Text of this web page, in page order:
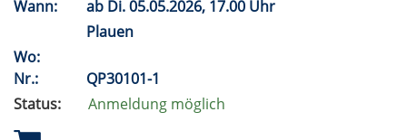
Wann: ab Di.05.05.2026, 17.00 Uhr
Plauen
Wo:
Nr.:
QP30101-1
Status:
Anmeldung möglich